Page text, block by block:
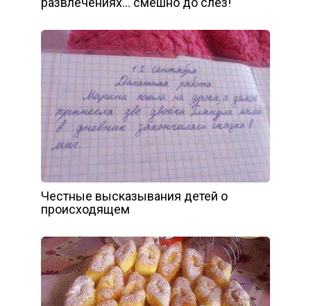
Честные высказывания детей о
происходящем